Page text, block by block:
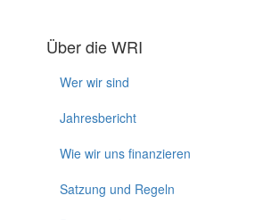
Über die WRI
Wer wir sind
Jahresbericht
Wie wir uns finanzieren
Satzung und Regeln